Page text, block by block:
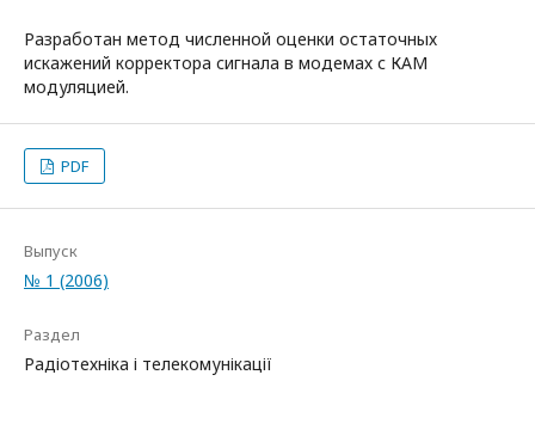
Разработан метод численной оценки остаточных
искажений корректора сигнала в модемах с КАМ
модуляцией.
PDF
Выпуск
№ 1 (2006)
Раздел
Радіотехніка і телекомунікації